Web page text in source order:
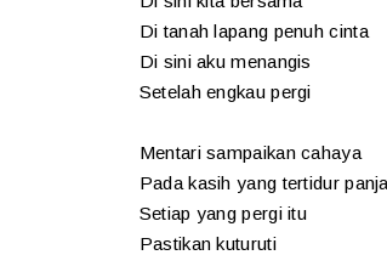
Di tanah lapang penuh cinta
Di sini aku menangis
Setelah engkau pergi
Mentari sampaikan cahaya
Pada kasih yang tertidur
Setiap yang pergi itu
Pastikan kuturuti